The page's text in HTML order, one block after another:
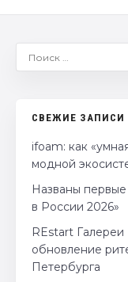
СВЕЖИЕ ЗАПИСИ
ifoam: как
модной
Названы
в России 2026»
REstart
обновление
Петербурга